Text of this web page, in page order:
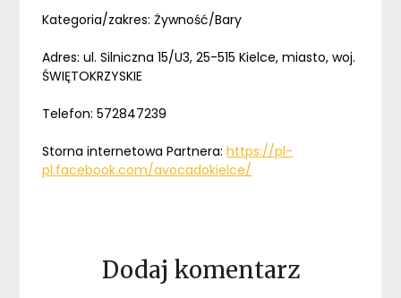
Kategoria/zakres: Żywność/Bary
Adres: ul. Silniczna 15/U3, 25-515 Kielce, miasto, woj.
ŚWIĘTOKRZYSKIE
Telefon: 572847239
Storna internetowa Partnera:https://pl-
pl.facebook.com/avocadokielce/
Dodaj komentarz